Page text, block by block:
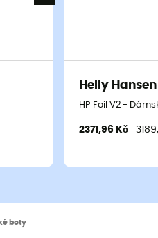
Helly Hansen
HP Foil V2 -
2371,96 Kč
boty